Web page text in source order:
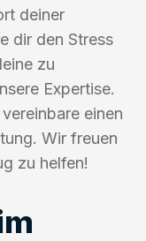
deiner
dir den Stress
zu
Expertise.
einen
Wir freuen
zu helfen!